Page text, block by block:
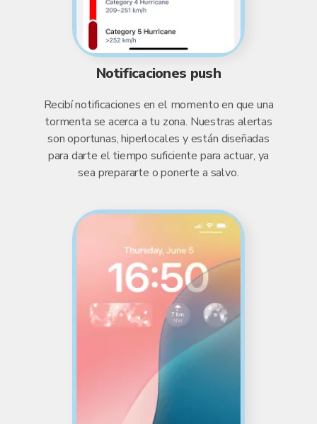
Notificaciones push
Recibí notificaciones en el momento en que una
tormenta se acerca a tu zona. Nuestras alertas
son oportunas, hiperlocales y están diseñadas
para darte el tiempo suficiente para actuar, ya
sea prepararte o ponerte a salvo.